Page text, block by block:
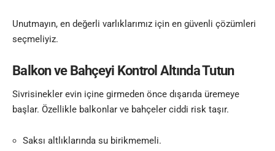
Unutmayın, en değerli varlıklarımız için en güvenli çözümleri
seçmeliyiz.
Balkon ve Bahçeyi Kontrol Altında Tutun
Sivrisinekler evin içine girmeden önce dışarıda üremeye
başlar. Özellikle balkonlar ve bahçeler ciddi risk taşır.
Saksı altlıklarında su birikmemeli.